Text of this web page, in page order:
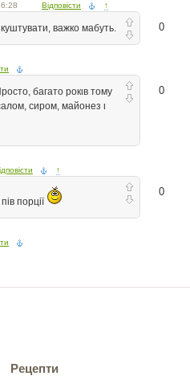
Відповісти ↑
0
важко мабуть.
0
багато рокιв тому
сиром, майонез ι
↑
0
порції
Рецепти